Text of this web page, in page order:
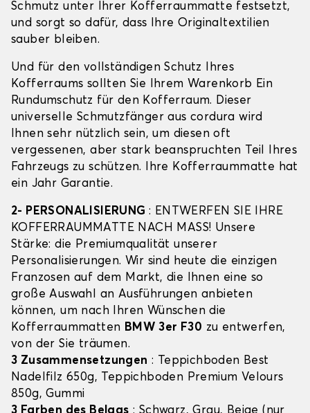
Schmutz unter Ihrer Kofferraummatte festsetzt,
und sorgt so dafür, dass Ihre Originaltextilien
sauber bleiben.
Und für den vollständigen Schutz Ihres
Kofferraums sollten Sie Ihrem Warenkorb Ein
Rundumschutz für den Kofferraum. Dieser
universelle Schmutzfänger aus cordura wird
Ihnen sehr nützlich sein, um diesen oft
vergessenen, aber stark beanspruchten Teil Ihres
Fahrzeugs zu schützen. Ihre Kofferraummatte hat
ein Jahr Garantie.
2- PERSONALISIERUNG : ENTWERFEN SIE IHRE
KOFFERRAUMMATTE NACH MASS! Unsere
Stärke: die Premiumqualität unserer
Personalisierungen. Wir sind heute die einzigen
Franzosen auf dem Markt, die Ihnen eine so
große Auswahl an Ausführungen anbieten
können, um nach Ihren Wünschen die
Kofferraummatten BMW 3er F30 zu entwerfen,
von der Sie träumen.
3 Zusammensetzungen : Teppichboden Best
Nadelfilz 650g, Teppichboden Premium Velours
850g, Gummi